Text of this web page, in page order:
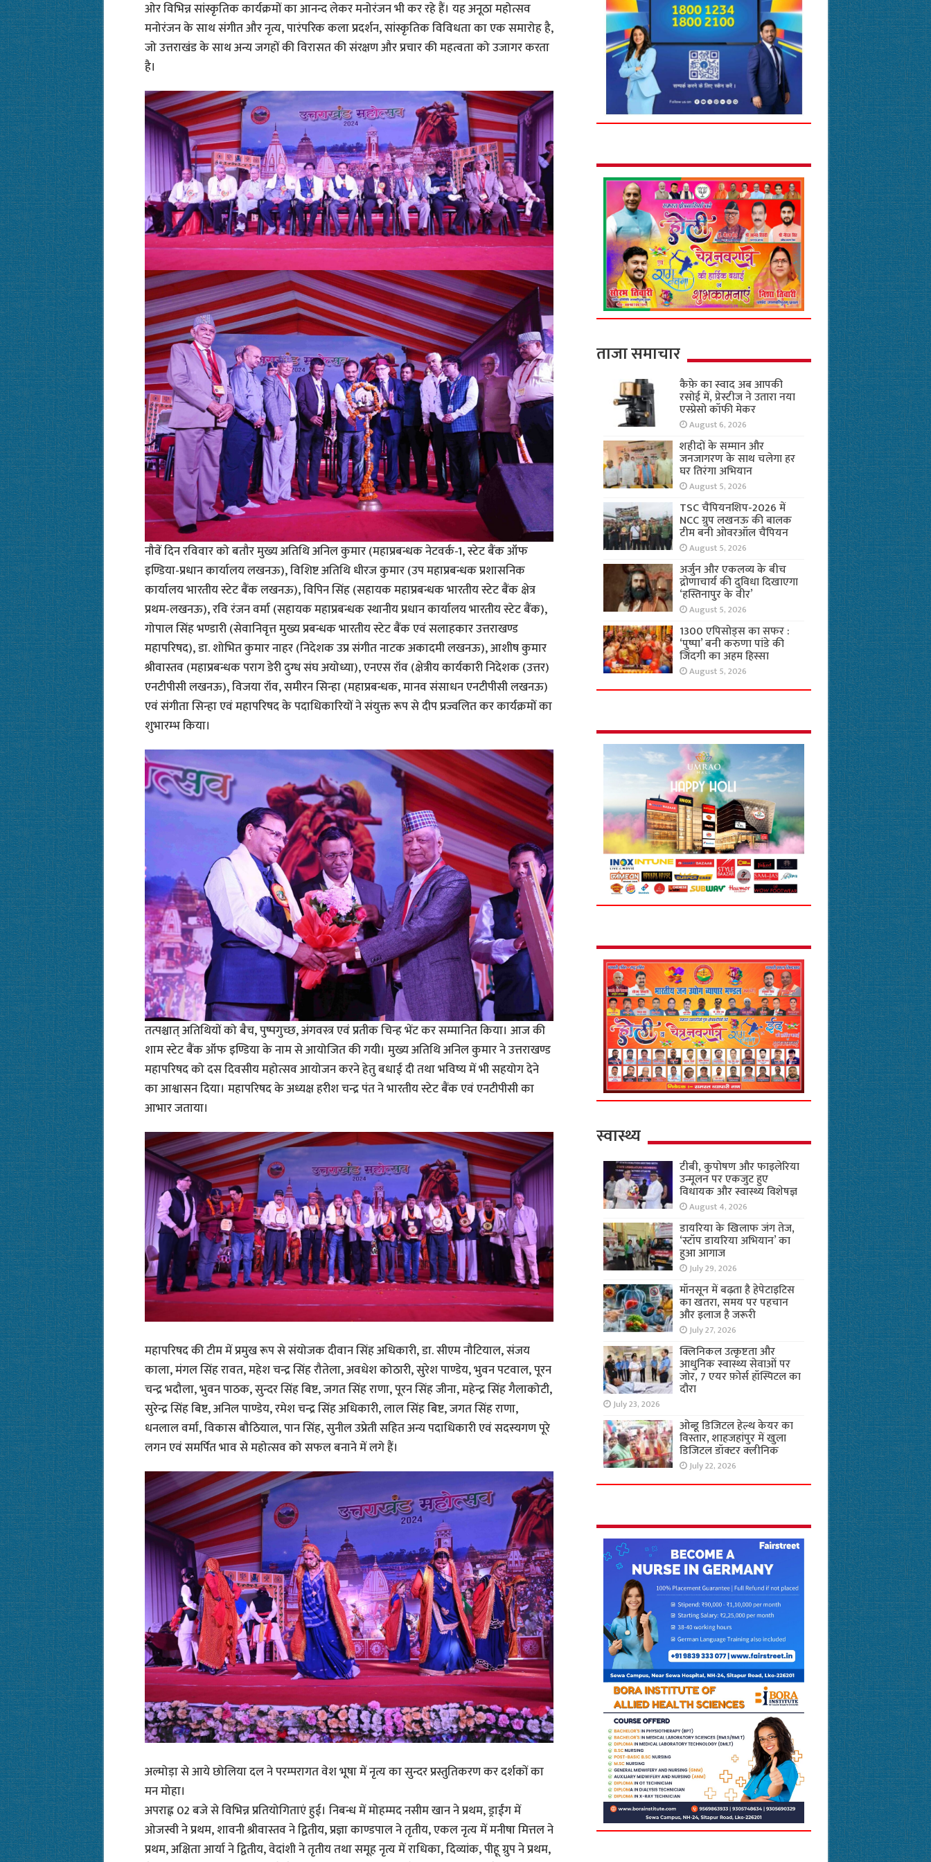
ओर विभिन्न सांस्कृतिक कार्यक्रमों का आनन्द लेकर मनोरंजन भी कर रहे हैं। यह अनूठा महोत्सव
मनोरंजन के साथ संगीत और नृत्य, पारंपरिक कला प्रदर्शन, सांस्कृतिक विविधता का एक समारोह है,
जो उत्तराखंड के साथ अन्य जगहों की विरासत की संरक्षण और प्रचार की महत्वता को उजागर करता
है।
नौवें दिन रविवार को बतौर मुख्य अतिथि अनिल कुमार (महाप्रबन्धक नेटवर्क-1, स्टेट बैंक ऑफ
इण्डिया-प्रधान कार्यालय लखनऊ), विशिष्ट अतिथि धीरज कुमार (उप महाप्रबन्धक प्रशासनिक
कार्यालय भारतीय स्टेट बैंक लखनऊ), विपिन सिंह (सहायक महाप्रबन्धक भारतीय स्टेट बैंक क्षेत्र
प्रथम-लखनऊ), रवि रंजन वर्मा (सहायक महाप्रबन्धक स्थानीय प्रधान कार्यालय भारतीय स्टेट बैंक),
गोपाल सिंह भण्डारी (सेवानिवृत्त मुख्य प्रबन्धक भारतीय स्टेट बैंक एवं सलाहकार उत्तराखण्ड
महापरिषद), डा. शोभित कुमार नाहर (निदेशक उप्र संगीत नाटक अकादमी लखनऊ), आशीष कुमार
श्रीवास्तव (महाप्रबन्धक पराग डेरी दुग्ध संघ अयोध्या), एनएस रॉव (क्षेत्रीय कार्यकारी निदेशक (उत्तर)
एनटीपीसी लखनऊ), विजया रॉव, समीरन सिन्हा (महाप्रबन्धक, मानव संसाधन एनटीपीसी लखनऊ)
एवं संगीता सिन्हा एवं महापरिषद के पदाधिकारियों ने संयुक्त रूप से दीप प्रज्वलित कर कार्यक्रमों का
शुभारम्भ किया।
तत्पश्चात् अतिथियों को बैच, पुष्पगुच्छ, अंगवस्त्र एवं प्रतीक चिन्ह भेंट कर सम्मानित किया। आज की
शाम स्टेट बैंक ऑफ इण्डिया के नाम से आयोजित की गयी। मुख्य अतिथि अनिल कुमार ने उत्तराखण्ड
महापरिषद को दस दिवसीय महोत्सव आयोजन करने हेतु बधाई दी तथा भविष्य में भी सहयोग देने
का आश्वासन दिया। महापरिषद के अध्यक्ष हरीश चन्द्र पंत ने भारतीय स्टेट बैंक एवं एनटीपीसी का
आभार जताया।
महापरिषद की टीम में प्रमुख रूप से संयोजक दीवान सिंह अधिकारी, डा. सीएम नौटियाल, संजय
काला, मंगल सिंह रावत, महेश चन्द्र सिंह रौतेला, अवधेश कोठारी, सुरेश पाण्डेय, भुवन पटवाल, पूरन
चन्द्र भदौला, भुवन पाठक, सुन्दर सिंह बिष्ट, जगत सिंह राणा, पूरन सिंह जीना, महेन्द्र सिंह गैलाकोटी,
सुरेन्द्र सिंह बिष्ट, अनिल पाण्डेय, रमेश चन्द्र सिंह अधिकारी, लाल सिंह बिष्ट, जगत सिंह राणा,
धनलाल वर्मा, विकास बौठियाल, पान सिंह, सुनील उप्रेती सहित अन्य पदाधिकारी एवं सदस्यगण पूरे
लगन एवं समर्पित भाव से महोत्सव को सफल बनाने में लगे हैं।
अल्मोड़ा से आये छोलिया दल ने परम्परागत वेश भूषा में नृत्य का सुन्दर प्रस्तुतिकरण कर दर्शकों का
मन मोहा।
अपराह्न 02 बजे से विभिन्न प्रतियोगिताएं हुई। निबन्ध में मोहम्मद नसीम खान ने प्रथम, ड्राईंग में
ओजस्वी ने प्रथम, शावनी श्रीवास्तव ने द्वितीय, प्रज्ञा काण्डपाल ने तृतीय, एकल नृत्य में मनीषा मित्तल ने
प्रथम, अक्षिता आर्या ने द्वितीय, वेदांशी ने तृतीय तथा समूह नृत्य में राधिका, दिव्यांक, पीहू ग्रुप ने प्रथम,
ताजा समाचार
कैफ़े का स्वाद अब आपकी
रसोई में, प्रेस्टीज ने उतारा नया
एस्प्रेसो कॉफी मेकर
August 6, 2026
शहीदों के सम्मान और
जनजागरण के साथ चलेगा हर
घर तिरंगा अभियान
August 5, 2026
TSC चैंपियनशिप-2026 में
NCC ग्रुप लखनऊ की बालक
टीम बनी ओवरऑल चैंपियन
August 5, 2026
अर्जुन और एकलव्य के बीच
द्रोणाचार्य की दुविधा दिखाएगा
‘हस्तिनापुर के वीर’
August 5, 2026
1300 एपिसोड्स का सफर :
‘पुष्पा’ बनी करुणा पांडे की
जिंदगी का अहम हिस्सा
August 5, 2026
स्वास्थ्य
टीबी, कुपोषण और फाइलेरिया
उन्मूलन पर एकजुट हुए
विधायक और स्वास्थ्य विशेषज्ञ
August 4, 2026
डायरिया के खिलाफ जंग तेज,
‘स्टॉप डायरिया अभियान’ का
हुआ आगाज
July 29, 2026
मॉनसून में बढ़ता है हेपेटाइटिस
का खतरा, समय पर पहचान
और इलाज है जरूरी
July 27, 2026
क्लिनिकल उत्कृष्टता और
आधुनिक स्वास्थ्य सेवाओं पर
जोर, 7 एयर फ़ोर्स हॉस्पिटल का
दौरा
July 23, 2026
ओब्डू डिजिटल हेल्थ केयर का
विस्तार, शाहजहांपुर में खुला
डिजिटल डॉक्टर क्लीनिक
July 22, 2026